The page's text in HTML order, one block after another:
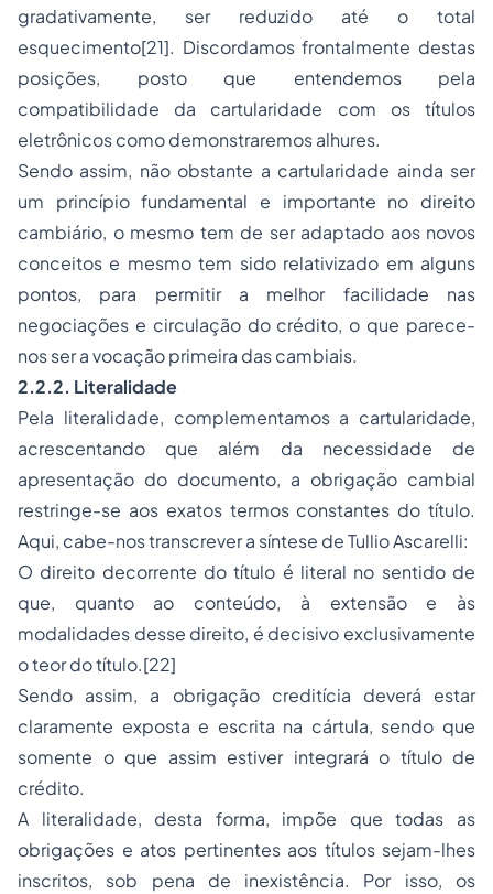
gradativamente, ser reduzido até o total
esquecimento[21]. Discordamos frontalmente destas
posições, posto que entendemos pela
compatibilidade da cartularidade com os títulos
eletrônicos como demonstraremos alhures.
Sendo assim, não obstante a cartularidade ainda ser
um princípio fundamental e importante no direito
cambiário, o mesmo tem de ser adaptado aos novos
conceitos e mesmo tem sido relativizado em alguns
pontos, para permitir a melhor facilidade nas
negociações e circulação do crédito, o que parece-
nos ser a vocação primeira das cambiais.
2.2.2. Literalidade
Pela literalidade, complementamos a cartularidade,
acrescentando que além da necessidade de
apresentação do documento, a obrigação cambial
restringe-se aos exatos termos constantes do título.
Aqui, cabe-nos transcrever a síntese de Tullio Ascarelli:
O direito decorrente do título é literal no sentido de
que, quanto ao conteúdo, à extensão e às
modalidades desse direito, é decisivo exclusivamente
o teor do título.[22]
Sendo assim, a obrigação creditícia deverá estar
claramente exposta e escrita na cártula, sendo que
somente o que assim estiver integrará o título de
crédito.
A literalidade, desta forma, impõe que todas as
obrigações e atos pertinentes aos títulos sejam-lhes
inscritos, sob pena de inexistência. Por isso, os